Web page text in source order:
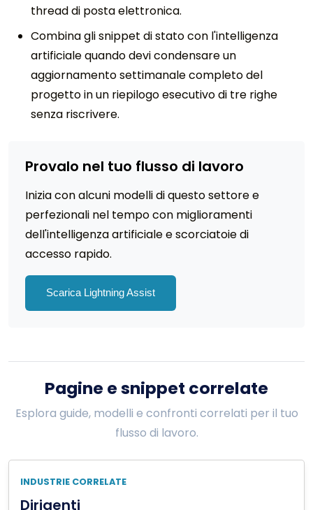
thread di posta elettronica.
Combina gli snippet di stato con l'intelligenza
artificiale quando devi condensare un
aggiornamento settimanale completo del
progetto in un riepilogo esecutivo di tre righe
senza riscrivere.
Provalo nel tuo flusso di lavoro
Inizia con alcuni modelli di questo settore e
perfezionali nel tempo con miglioramenti
dell'intelligenza artificiale e scorciatoie di
accesso rapido.
Scarica Lightning Assist
Pagine e snippet correlate
Esplora guide, modelli e confronti correlati per il tuo
flusso di lavoro.
INDUSTRIE CORRELATE
Dirigenti